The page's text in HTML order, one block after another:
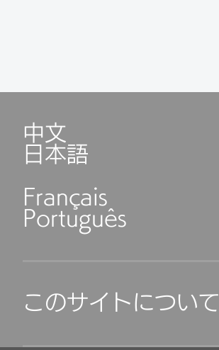
中文
日本語
Français
Português
このサイトについて